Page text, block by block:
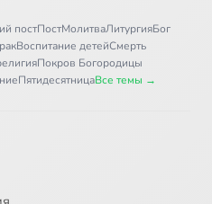
постПостМолитваЛитургияБог
Воспитание детейСмерть
Покров Богородицы
ПятидесятницаВсе темы →